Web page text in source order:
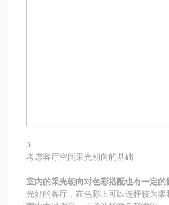
3
考虑客厅空间采光朝向的基础
室内的采光朝向对色彩搭配也有一定的影
光好的客厅，在色彩上可以选择较为